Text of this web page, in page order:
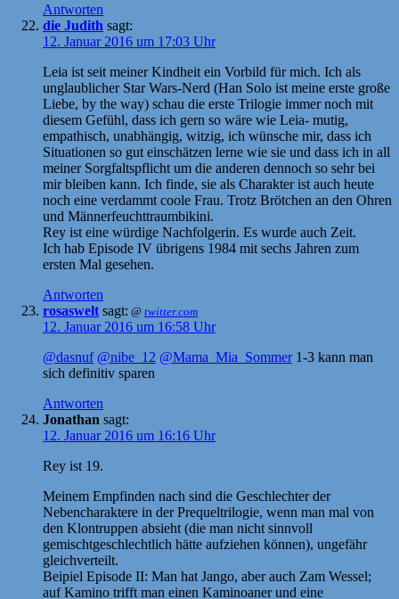
Antworten
die Judith sagt:
12. Januar 2016 um 17:03 Uhr
Leia ist seit meiner Kindheit ein Vorbild für mich. Ich als
unglaublicher Star Wars-Nerd (Han Solo ist meine erste große
Liebe, by the way) schau die erste Trilogie immer noch mit
diesem Gefühl, dass ich gern so wäre wie Leia- mutig,
empathisch, unabhängig, witzig, ich wünsche mir, dass ich
Situationen so gut einschätzen lerne wie sie und dass ich in all
meiner Sorgfaltspflicht um die anderen dennoch so sehr bei
mir bleiben kann. Ich finde, sie als Charakter ist auch heute
noch eine verdammt coole Frau. Trotz Brötchen an den Ohren
und Männerfeuchttraumbikini.
Rey ist eine würdige Nachfolgerin. Es wurde auch Zeit.
Ich hab Episode IV übrigens 1984 mit sechs Jahren zum
ersten Mal gesehen.
Antworten
rosaswelt sagt: @ twitter.com
12. Januar 2016 um 16:58 Uhr
@dasnuf @nibe_12 @Mama_Mia_Sommer1-3 kann man
sich definitiv sparen
Antworten
Jonathan sagt:
12. Januar 2016 um 16:16 Uhr
Rey ist 19.
Meinem Empfinden nach sind die Geschlechter der
Nebencharaktere in der Prequeltrilogie, wenn man mal von
den Klontruppen absieht (die man nicht sinnvoll
gemischtgeschlechtlich hätte aufziehen können), ungefähr
gleichverteilt.
Beipiel Episode II: Man hat Jango, aber auch Zam Wessel;
auf Kamino trifft man einen Kaminoaner und eine